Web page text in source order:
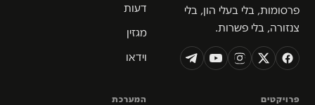
פרסומות, בלי בעלי הון, בלי
צנזורה, בלי פשרות.
דעות
מגזין
וידאו
פרויקטים המערכת